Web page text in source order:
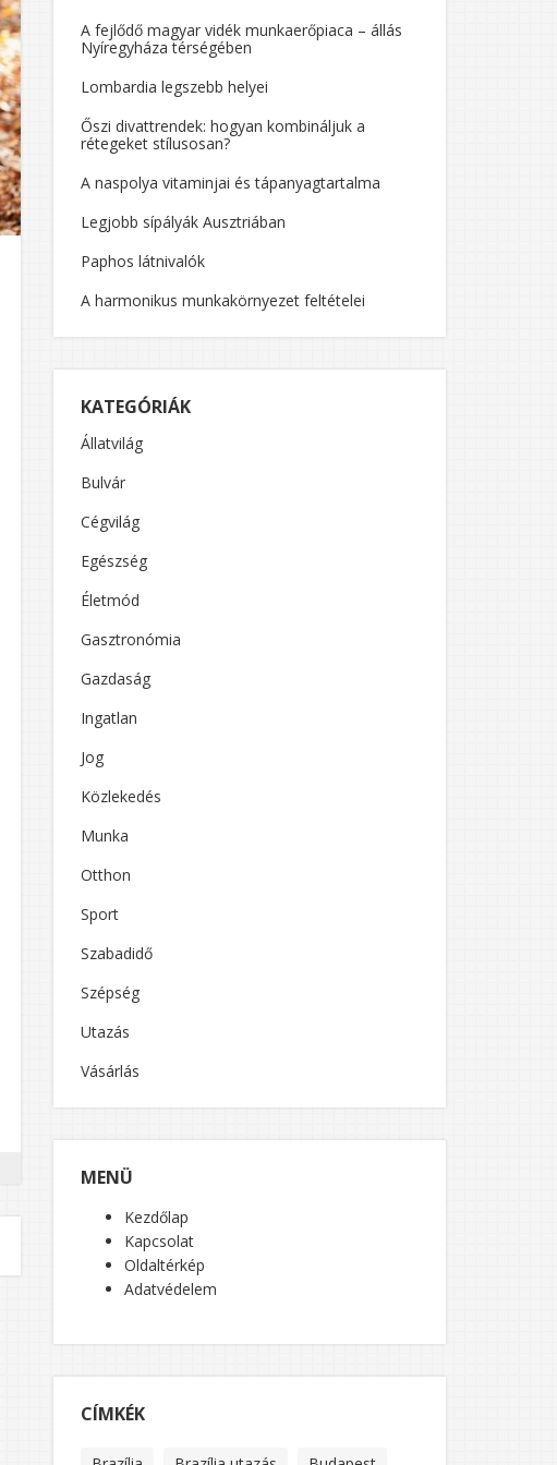
A fejlődő magyar vidék munkaerőpiaca – állás
Nyíregyháza térségében
Lombardia legszebb helyei
Őszi divattrendek: hogyan kombináljuk a
rétegeket stílusosan?
A naspolya vitaminjai és tápanyagtartalma
Legjobb sípályák Ausztriában
Paphos látnivalók
A harmonikus munkakörnyezet feltételei
KATEGÓRIÁK
Állatvilág
Bulvár
Cégvilág
Egészség
Életmód
Gasztronómia
Gazdaság
Ingatlan
Jog
Közlekedés
Munka
Otthon
Sport
Szabadidő
Szépség
Utazás
Vásárlás
MENÜ
Kezdőlap
Kapcsolat
Oldaltérkép
Adatvédelem
CÍMKÉK